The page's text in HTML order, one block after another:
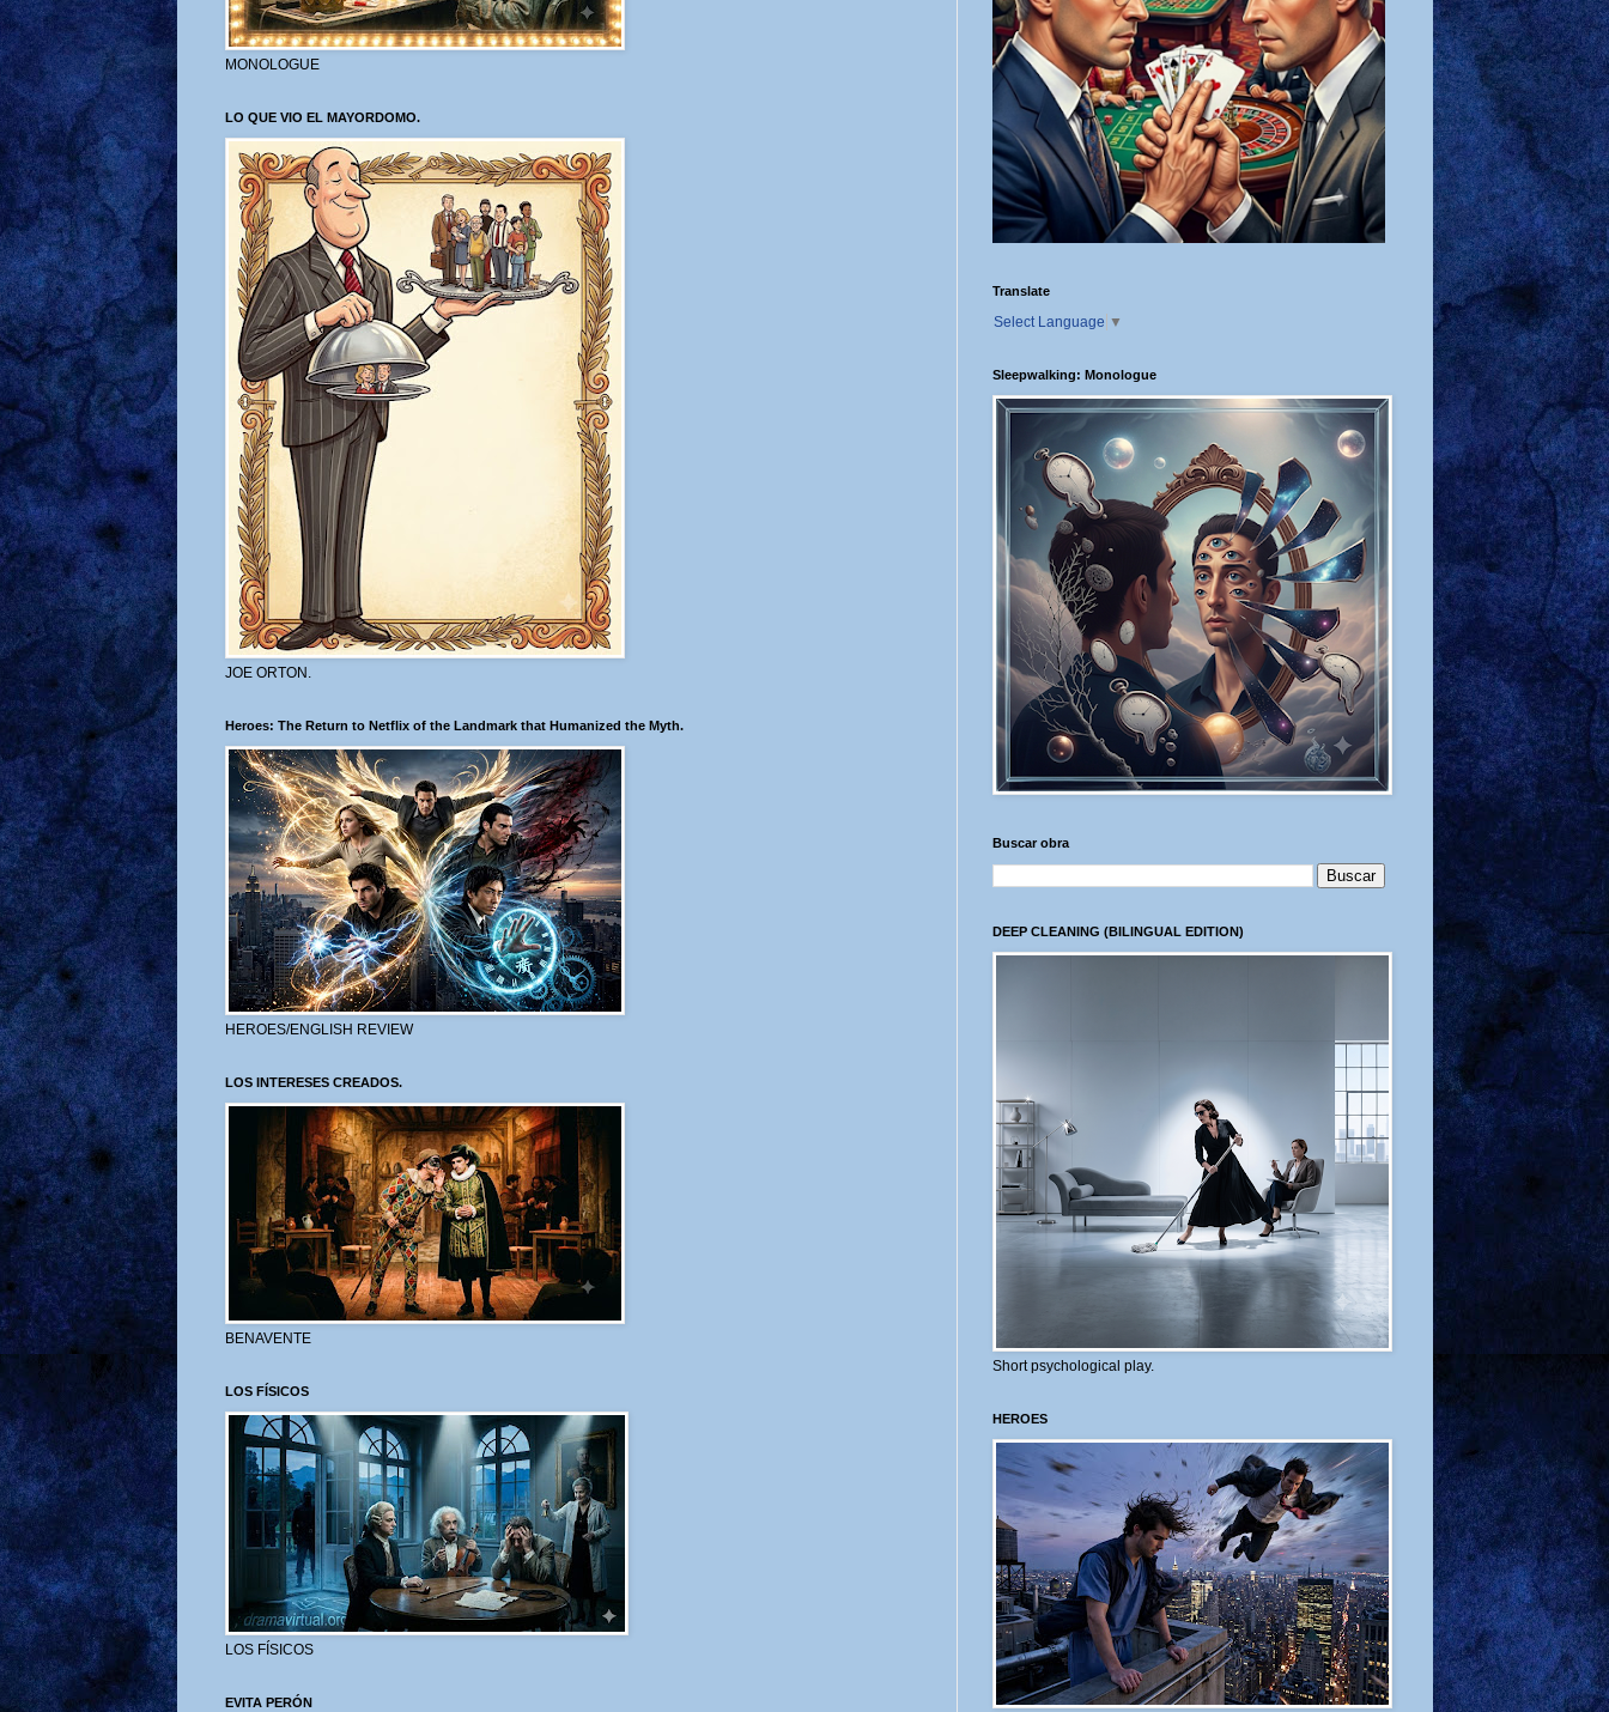
MONOLOGUE
LO QUE VIO EL MAYORDOMO.
JOE ORTON.
Heroes: The Return to Netflix of the Landmark that Humanized the Myth.
HEROES/ENGLISH REVIEW
LOS INTERESES CREADOS.
BENAVENTE
LOS FÍSICOS
LOS FÍSICOS
EVITA PERÓN
Translate
Select Language ▼
Sleepwalking: Monologue
Buscar obra
DEEP CLEANING (BILINGUAL EDITION)
Short psychological play.
HEROES